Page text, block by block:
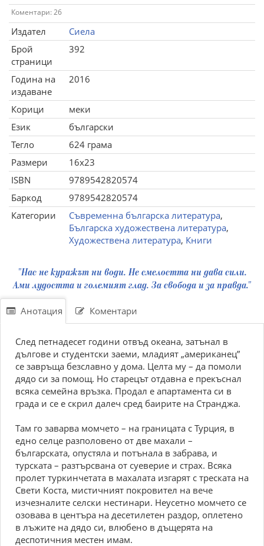
Коментари: 26
Издател
Сиела
Брой
страници
392
Година на
издаване
2016
Корици
меки
Език
български
Тегло
624 грама
Размери
16x23
ISBN
9789542820574
Баркод
9789542820574
Категории
Съвременна българска литература,
Българска художествена литература,
Художествена литература, Книги
"Нас не куражът ни води. Не смелостта ни дава сили.
Ами лудостта и големият глад. За свобода и за правда."
Анотация Коментари
След петнадесет години отвъд океана, затънал в
дългове и студентски заеми, младият „американец”
се завръща безславно у дома. Целта му – да помоли
дядо си за помощ. Но старецът отдавна е прекъснал
всяка семейна връзка. Продал е апартамента си в
града и се е скрил далеч сред баирите на Странджа.
Там го заварва момчето – на границата с Турция, в
едно селце разполовено от две махали –
българската, опустяла и потънала в забрава, и
турската – разтърсвана от суеверие и страх. Всяка
пролет туркинчетата в махалата изгарят с треската на
Свети Коста, мистичният покровител на вече
изчезналите селски нестинари. Неусетно момчето се
озовава в центъра на десетилетен раздор, оплетено
в лъжите на дядо си, влюбено в дъщерята на
деспотичния местен имам.